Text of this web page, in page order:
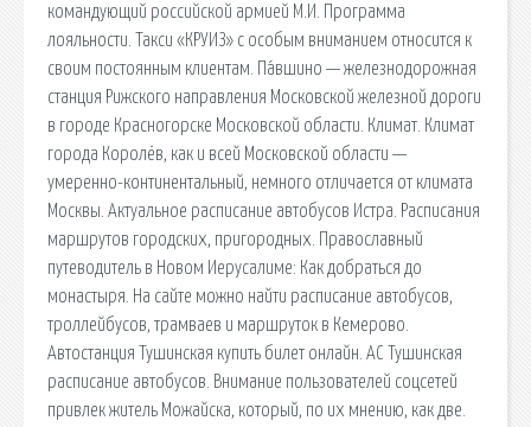
командующий российской армией М.И. Программа
лояльности. Такси «КРУИЗ» с особым вниманием относится к
своим постоянным клиентам. Па́вшино — железнодорожная
станция Рижского направления Московской железной дороги
в городе Красногорске Московской области. Климат. Климат
города Королёв, как и всей Московской области —
умеренно-континентальный, немного отличается от климата
Москвы. Актуальное расписание автобусов Истра. Расписания
маршрутов городских, пригородных. Православный
путеводитель в Новом Иерусалиме: Как добраться до
монастыря. На сайте можно найти расписание автобусов,
троллейбусов, трамваев и маршруток в Кемерово.
Автостанция Тушинская купить билет онлайн. АС Тушинская
расписание автобусов. Внимание пользователей соцсетей
привлек житель Можайска, который, по их мнению, как две.